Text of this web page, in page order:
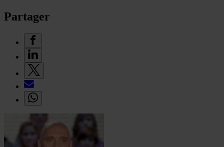
Partager